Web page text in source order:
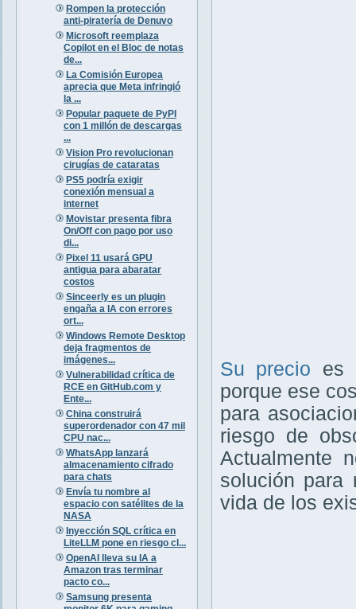
Rompen la protección
anti-piratería de Denuvo
Microsoft reemplaza
Copilot en el Bloc de notas
de...
La Comisión Europea
aprecia que Meta infringió
la ...
Popular paquete de PyPI
con 1 millón de descargas
...
Vision Pro revolucionan
cirugías de cataratas
PS5 podría exigir
conexión mensual a
internet
Movistar presenta fibra
On/Off con pago por uso
di...
Pixel 11 usará GPU
antigua para abaratar
costos
Sinceerly es un plugin
engaña a IA con errores
ort...
Windows Remote Desktop
deja fragmentos de
imágenes...
Vulnerabilidad crítica de
RCE en GitHub.com y
Ente...
China construirá
superordenador con 47 mil
CPU nac...
WhatsApp lanzará
almacenamiento cifrado
para chats
Envía tu nombre al
espacio con satélites de la
NASA
Inyección SQL crítica en
LiteLLM pone en riesgo cl...
OpenAI lleva su IA a
Amazon tras terminar
pacto co...
Samsung presenta
Su precio es
porque ese
para
riesgo de
Actualmente
solución para
vida de los